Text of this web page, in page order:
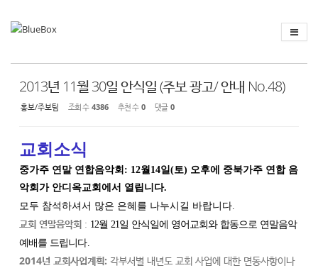
2013년 11월 30일 안식일 (주보 광고/ 안내 No.48)
홍보/주보팀 조회 수 4386 추천 수 0 댓글 0
교회소식
중가주 연말 연합음악회: 12월14일(토) 오후에 중북가주 연합 음
악회가 안디옥교회에서 열립니다.
모두 참석하셔서 많은 은혜를 나누시길 바랍니다.
교회 연말음악회 : 12월 21일 안식일에 영어교회와 합동으로 연말음악
예배를 드립니다.
2014년 교회사업계획: 각부서별 내년도 교회 사업에 대한 면동사항이나
스케치북5
스케치북5